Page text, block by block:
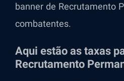
banner de Recrutamento
combatentes.
Aqui estão as taxas
Recrutamento